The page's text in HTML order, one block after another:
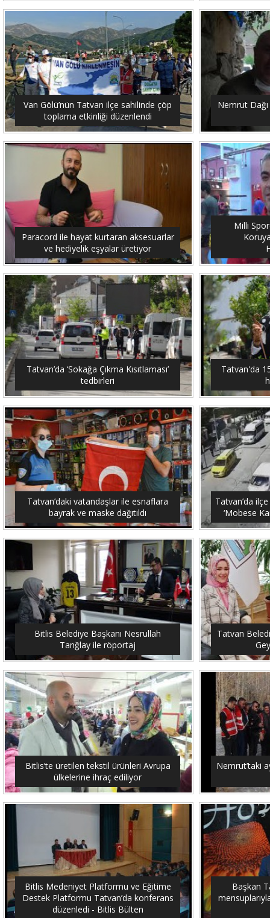
Van Gölü’nün Tatvan ilçe sahilinde çöp
toplama etkinliği düzenlendi
Nemrut
Paracord ile hayat kurtaran aksesuarlar
ve hediyelik eşyalar üretiyor
Milli
Tatvan’da ‘Sokağa Çıkma Kısıtlaması’
tedbirleri
Tatvan'da
Tatvan’daki vatandaşlar ile esnaflara
bayrak ve maske dağıtıldı
Tatvan’da
‘Mobese
Bitlis Belediye Başkanı Nesrullah
Tanğlay ile röportaj
Tatvan
Bitlis’te üretilen tekstil ürünleri Avrupa
ülkelerine ihraç ediliyor
Nemrut’taki
Bitlis Medeniyet Platformu ve Eğitime
Destek Platformu Tatvan’da konferans
düzenledi - Bitlis Bülten
Başkan